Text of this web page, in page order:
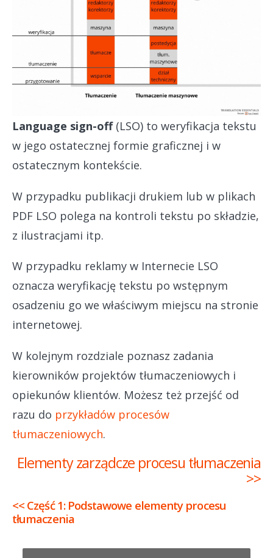
Language sign-off(LSO) to weryfikacja tekstu
w jego ostatecznej formie graficznej i w
ostatecznym kontekście.
W przypadku publikacji drukiem lub w plikach
PDF LSO polega na kontroli tekstu po składzie,
z ilustracjami itp.
W przypadku reklamy w Internecie LSO
oznacza weryfikację tekstu po wstępnym
osadzeniu go we właściwym miejscu na stronie
internetowej.
W kolejnym rozdziale poznasz zadania
kierowników projektów tłumaczeniowych i
opiekunów klientów. Możesz też przejść od
razu do przykładów procesów
tłumaczeniowych.
Elementy zarządcze procesu tłumaczenia
>>
<< Część 1: Podstawowe elementy procesu
tłumaczenia